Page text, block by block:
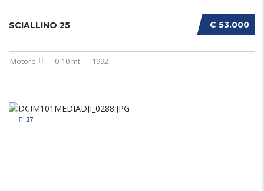
€ 53.000
SCIALLINO 25
Motore 0-10 mt 1992
37